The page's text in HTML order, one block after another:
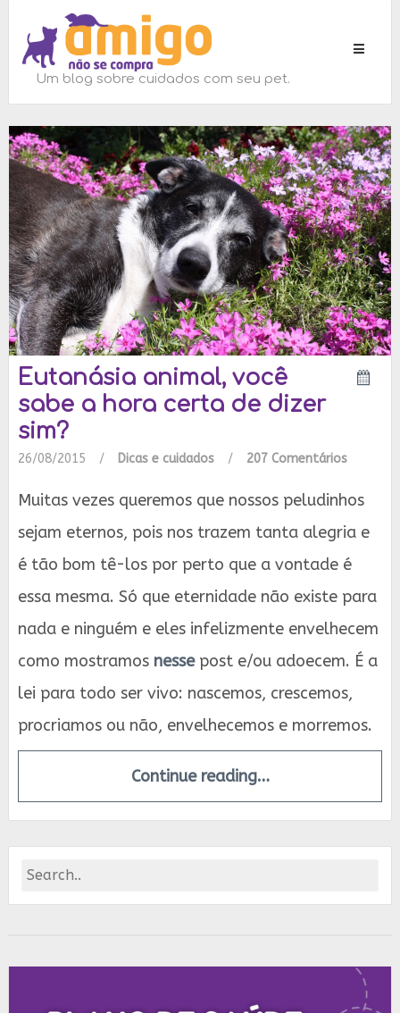
Toggle
Um blog sobre cuidados com seu pet.
Eutanásia animal, você
sabe a hora certa de dizer
sim?
26/08/2015 / Dicas e cuidados / 207 Comentários
Muitas vezes queremos que nossos peludinhos
sejam eternos, pois nos trazem tanta alegria e
é tão bom tê-los por perto que a vontade é
essa mesma. Só que eternidade não existe para
nada e ninguém e eles infelizmente envelhecem
como mostramos nessepost e/ou adoecem. É a
lei para todo ser vivo: nascemos, crescemos,
procriamos ou não, envelhecemos e morremos.
Continue reading…